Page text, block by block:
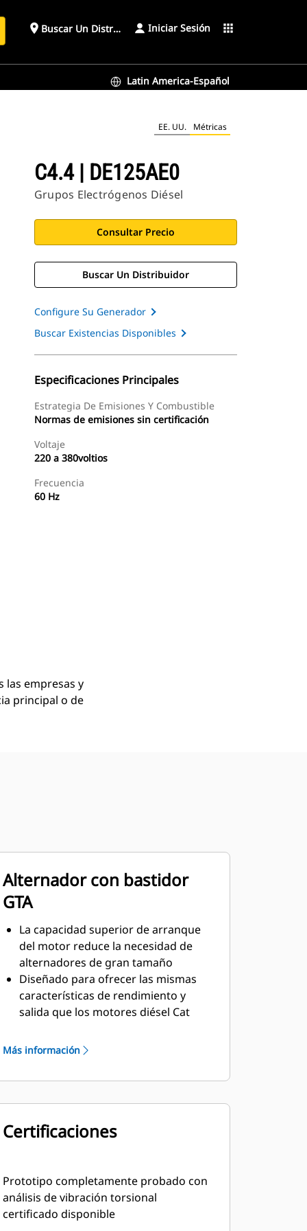
place Buscar Un Distribuidor Iniciar Sesión apps
Latin America-Español
EE. UU. Métricas
C4.4 | DE125AE0
Grupos Electrógenos Diésel
Consultar Precio
Buscar Un Distribuidor
Configure Su Generador
Buscar Existencias Disponibles
Especificaciones Principales
Estrategia De Emisiones Y Combustible
Normas de emisiones sin certificación
Voltaje
220 a 380voltios
Frecuencia
60 Hz
las empresas y
principal o de
Alternador con bastidor
GTA
La capacidad superior de arranque
del motor reduce la necesidad de
alternadores de gran tamaño
Diseñado para ofrecer las mismas
características de rendimiento y
salida que los motores diésel Cat
Más información
Certificaciones
Prototipo completamente probado con
análisis de vibración torsional
certificado disponible